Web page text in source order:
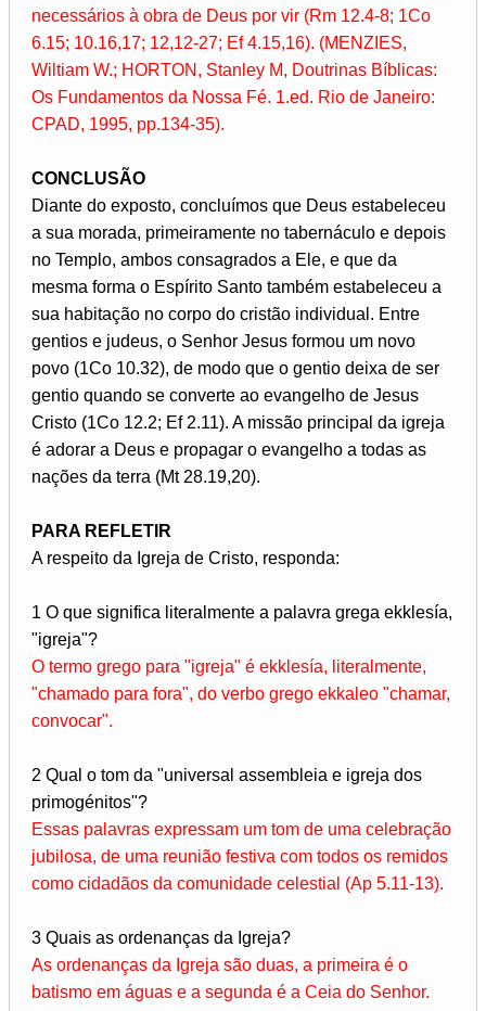
necessários à obra de Deus por vir (Rm 12.4-8; 1Co
6.15; 10.16,17; 12,12-27; Ef 4.15,16). (MENZIES,
Wiltiam W.; HORTON, Stanley M, Doutrinas Bíblicas:
Os Fundamentos da Nossa Fé. 1.ed. Rio de Janeiro:
CPAD, 1995, pp.134-35).
CONCLUSÃO
Diante do exposto, concluímos que Deus estabeleceu
a sua morada, primeiramente no tabernáculo e depois
no Templo, ambos consagrados a Ele, e que da
mesma forma o Espírito Santo também estabeleceu a
sua habitação no corpo do cristão individual. Entre
gentios e judeus, o Senhor Jesus formou um novo
povo (1Co 10.32), de modo que o gentio deixa de ser
gentio quando se converte ao evangelho de Jesus
Cristo (1Co 12.2; Ef 2.11). A missão principal da igreja
é adorar a Deus e propagar o evangelho a todas as
nações da terra (Mt 28.19,20).
PARA REFLETIR
A respeito da Igreja de Cristo, responda:
1 O que significa literalmente a palavra grega ekklesía,
"igreja"?
O termo grego para "igreja" é ekklesía, literalmente,
"chamado para fora", do verbo grego ekkaleo "chamar,
convocar".
2 Qual o tom da "universal assembleia e igreja dos
primogénitos"?
Essas palavras expressam um tom de uma celebração
jubilosa, de uma reunião festiva com todos os remidos
como cidadãos da comunidade celestial (Ap 5.11-13).
3 Quais as ordenanças da Igreja?
As ordenanças da Igreja são duas, a primeira é o
batismo em águas e a segunda é a Ceia do Senhor.